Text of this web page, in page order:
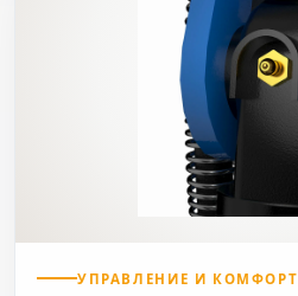
УПРАВЛЕНИЕ И КОМФОРТ